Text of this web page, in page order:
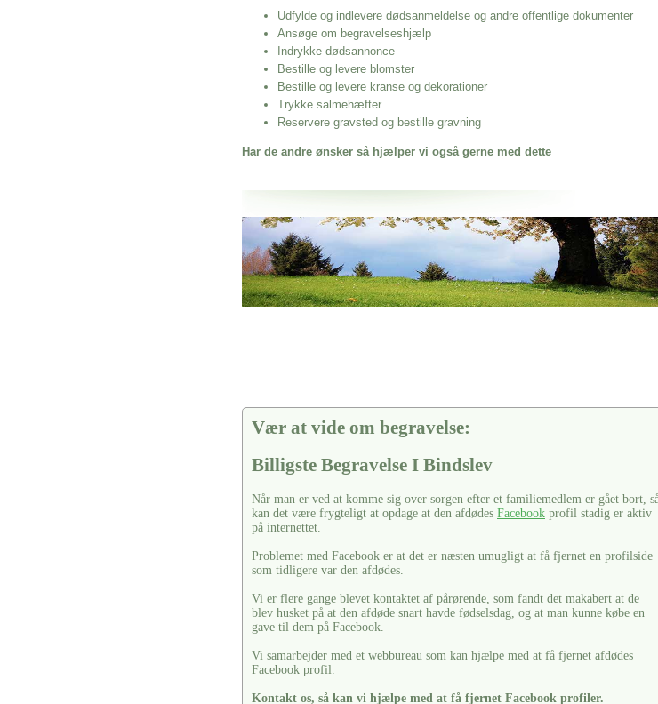
Udfylde og indlevere dødsanmeldelse og andre offentlige dokumenter
Ansøge om begravelseshjælp
Indrykke dødsannonce
Bestille og levere blomster
Bestille og levere kranse og dekorationer
Trykke salmehæfter
Reservere gravsted og bestille gravning
Har de andre ønsker så hjælper vi også gerne med dette
Her hos os får du altid en god afslutning når det gælder
Billigste Begravelse I Bindslev
vi hjælper i alle faser af begravelsel
Vær at vide om begravelse:
Billigste Begravelse I Bindslev
Når man er ved at komme sig over sorgen efter et familiemedlem er gået bort,
kan det være frygteligt at opdage at den afdødes Facebook profil stadig er aktiv
på internettet.
Problemet med Facebook er at det er næsten umugligt at få fjernet en profilside
som tidligere var den afdødes.
Vi er flere gange blevet kontaktet af pårørende, som fandt det makabert at de
blev husket på at den afdøde snart havde fødselsdag, og at man kunne købe en
gave til dem på Facebook.
Vi samarbejder med et webbureau som kan hjælpe med at få fjernet afdødes
Facebook profil.
Kontakt os, så kan vi hjælpe med at få fjernet Facebook profiler.